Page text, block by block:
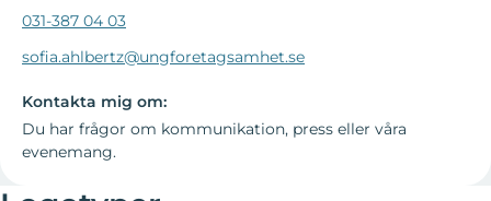
031-387 04 03
sofia.ahlbertz@ungforetagsamhet.se
Kontakta mig om:
Du har frågor om kommunikation, press eller våra
evenemang.